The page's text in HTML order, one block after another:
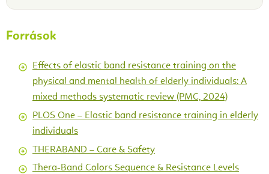
Források
Effects of elastic band resistance training on the
physical and mental health of elderly individuals: A
mixed methods systematic review (PMC, 2024)
PLOS One – Elastic band resistance training in elderly
individuals
THERABAND – Care & Safety
Thera-Band Colors Sequence & Resistance Levels